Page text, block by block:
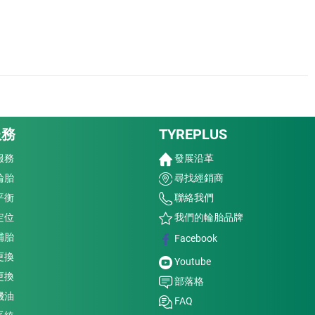
務
胎
衡
位
胎
換
換
油
TYREPLUS
發展沿革
尋找經銷商
聯絡我們
我們的輪胎品牌
Facebook
Youtube
部落格
FAQ